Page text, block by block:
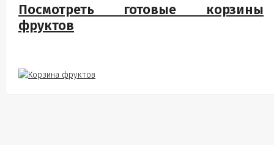
Посмотреть готовые корзины
фруктов